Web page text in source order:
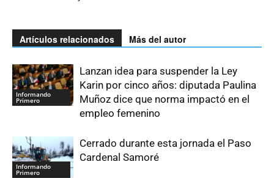
Artículos relacionados Más del autor
Informando
Primero
Lanzan idea para suspender la Ley
Karin por cinco años: diputada Paulina
Muñoz dice que norma impactó en el
empleo femenino
Informando
Primero
Cerrado durante esta jornada el Paso
Cardenal Samoré